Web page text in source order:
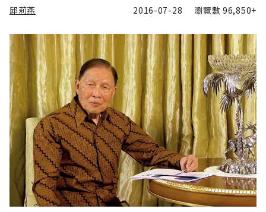
邱莉燕
邱莉燕 加入追蹤
2016-07-28 瀏覽數96,850+